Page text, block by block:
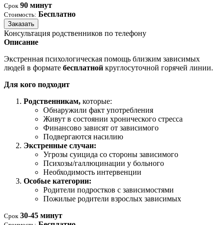
Срок 90 минут
Стоимость: Бесплатно
Заказать
Консультация родственников по телефону
Описание
Экстренная психологическая помощь близким зависимых
людей в формате бесплатной круглосуточной горячей линии.
Для кого подходит
Родственникам, которые:
Обнаружили факт употребления
Живут в состоянии хронического стресса
Финансово зависят от зависимого
Подвергаются насилию
Экстренные случаи:
Угрозы суицида со стороны зависимого
Психозы/галлюцинации у больного
Необходимость интервенции
Особые категории:
Родители подростков с зависимостями
Пожилые родители взрослых зависимых
Срок 30-45 минут